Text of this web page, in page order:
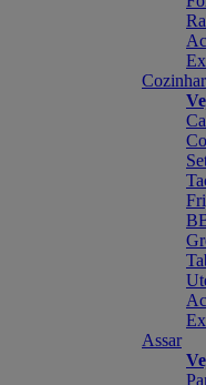
Cozinhar
Assar